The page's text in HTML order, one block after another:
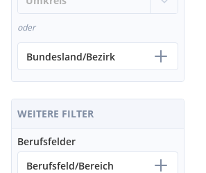
oder
Bundesland/Bezirk
WEITERE FILTER
Berufsfelder
Berufsfeld/Bereich